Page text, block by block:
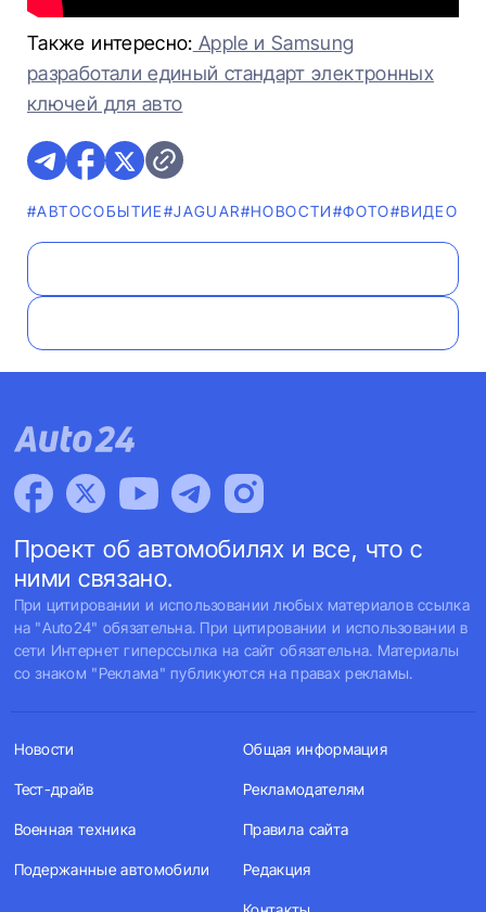
Также интересно: Apple и Samsung
разработали единый стандарт электронных
ключей для авто
#АВТОСОБЫТИЕ#JAGUAR#НОВОСТИ#ФОТО#ВИДЕО
Проект об автомобилях и все, что с
ними связано.
При цитировании и использовании любых материалов ссылка
на "Auto24" обязательна. При цитировании и использовании в
сети Интернет гиперссылка на сайт обязательна. Материалы
со знаком "Реклама" публикуются на правах рекламы.
Новости
Тест-драйв
Военная техника
Подержанные автомобили
Общая информация
Рекламодателям
Правила сайта
Редакция